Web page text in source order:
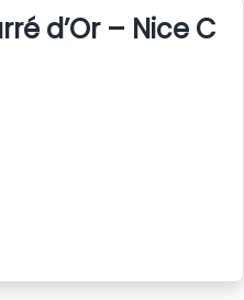
d’Or – Nice